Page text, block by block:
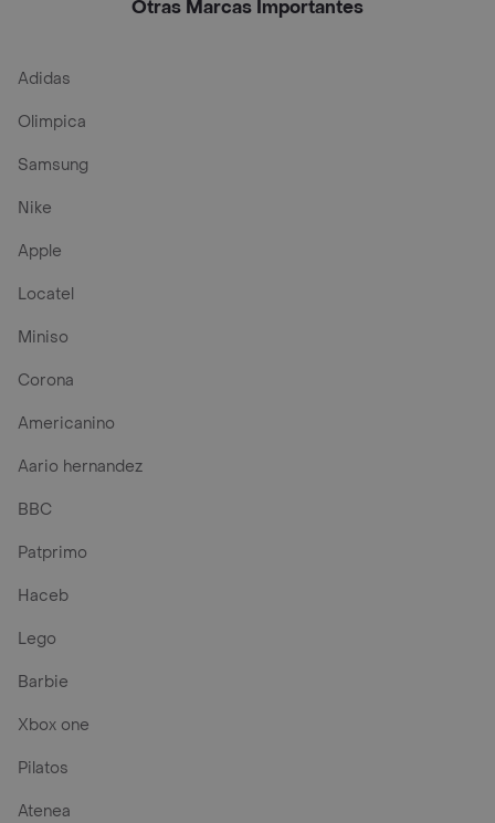
Otras Marcas Importantes
Adidas
Olimpica
Samsung
Nike
Apple
Locatel
Miniso
Corona
Americanino
Aario hernandez
BBC
Patprimo
Haceb
Lego
Barbie
Xbox one
Pilatos
Atenea